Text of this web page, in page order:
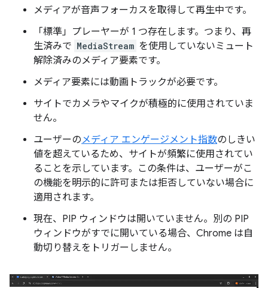
メディアが音声フォーカスを取得して再生中です。
「標準」プレーヤーが 1 つ存在します。つまり、再
生済みで MediaStream を使用していないミュート
解除済みのメディア要素です。
メディア要素には動画トラックが必要です。
サイトでカメラやマイクが積極的に使用されていま
せん。
ユーザーのメディア エンゲージメント指数のしきい
値を超えているため、サイトが頻繁に使用されてい
ることを示しています。この条件は、ユーザーがこ
の機能を明示的に許可または拒否していない場合に
適用されます。
現在、PIP ウィンドウは開いていません。別の PIP
ウィンドウがすでに開いている場合、Chrome は自
動切り替えをトリガーしません。